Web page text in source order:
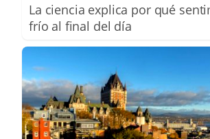
La ciencia explica por qué
frío al final del día